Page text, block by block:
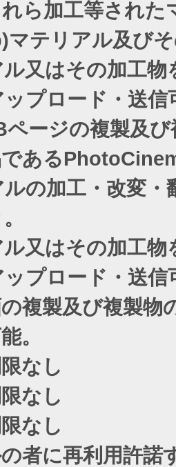
ら加工等され
マテリアル及び
又はその加工物
プロード・送信
ージの複製及び
る
の加工・改変
又はその加工物
プロード・送信
複製及び複製物
。
なし
なし
なし
者に再利用許諾